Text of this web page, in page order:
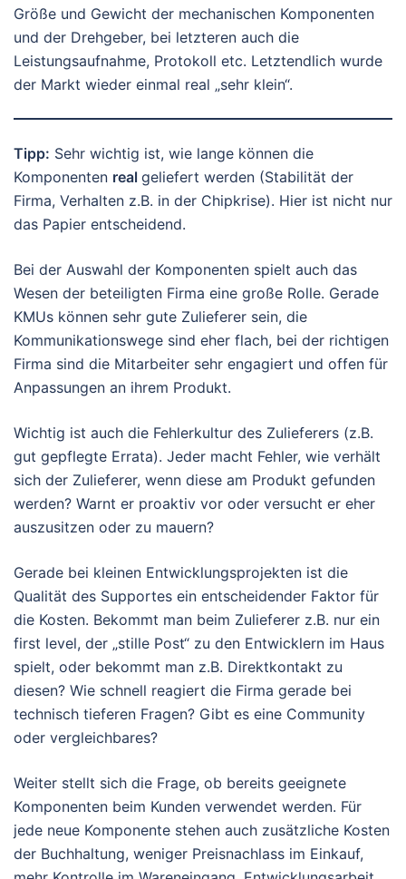
Größe und Gewicht der mechanischen Komponenten
und der Drehgeber, bei letzteren auch die
Leistungsaufnahme, Protokoll etc. Letztendlich wurde
der Markt wieder einmal real „sehr klein“.
Tipp: Sehr wichtig ist, wie lange können die
Komponenten real geliefert werden (Stabilität der
Firma, Verhalten z.B. in der Chipkrise). Hier ist nicht nur
das Papier entscheidend.
Bei der Auswahl der Komponenten spielt auch das
Wesen der beteiligten Firma eine große Rolle. Gerade
KMUs können sehr gute Zulieferer sein, die
Kommunikationswege sind eher flach, bei der richtigen
Firma sind die Mitarbeiter sehr engagiert und offen für
Anpassungen an ihrem Produkt.
Wichtig ist auch die Fehlerkultur des Zulieferers (z.B.
gut gepflegte Errata). Jeder macht Fehler, wie verhält
sich der Zulieferer, wenn diese am Produkt gefunden
werden? Warnt er proaktiv vor oder versucht er eher
auszusitzen oder zu mauern?
Gerade bei kleinen Entwicklungsprojekten ist die
Qualität des Supportes ein entscheidender Faktor für
die Kosten. Bekommt man beim Zulieferer z.B. nur ein
first level, der „stille Post“ zu den Entwicklern im Haus
spielt, oder bekommt man z.B. Direktkontakt zu
diesen? Wie schnell reagiert die Firma gerade bei
technisch tieferen Fragen? Gibt es eine Community
oder vergleichbares?
Weiter stellt sich die Frage, ob bereits geeignete
Komponenten beim Kunden verwendet werden. Für
jede neue Komponente stehen auch zusätzliche Kosten
der Buchhaltung, weniger Preisnachlass im Einkauf,